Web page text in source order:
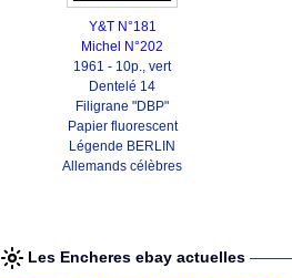
Y&T N°181
Michel N°202
1961 - 10p., vert
Dentelé 14
Filigrane "DBP"
Papier fluorescent
Légende BERLIN
Allemands célèbres
Les Encheres ebay actuelles